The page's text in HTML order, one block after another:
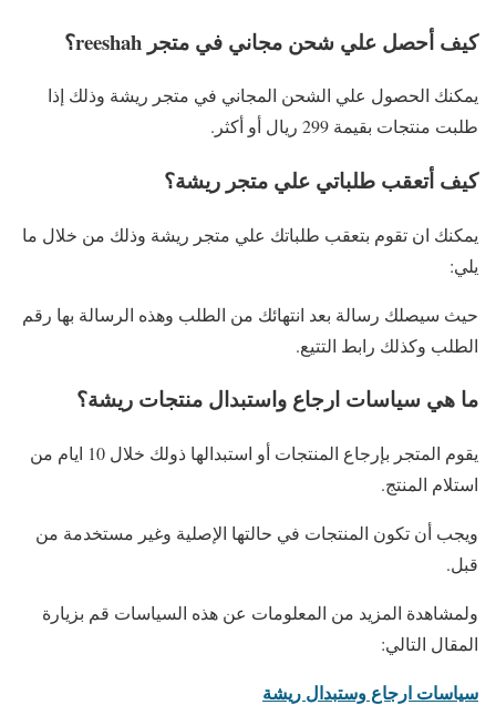
كيف أحصل علي شحن مجاني في متجر reeshah؟
يمكنك الحصول علي الشحن المجاني في متجر ريشة وذلك إذا
طلبت منتجات بقيمة 299 ريال أو أكثر.
كيف أتعقب طلباتي علي متجر ريشة؟
يمكنك ان تقوم بتعقب طلباتك علي متجر ريشة وذلك من خلال ما
يلي:
حيث سيصلك رسالة بعد انتهائك من الطلب وهذه الرسالة بها رقم
الطلب وكذلك رابط التتيع.
ما هي سياسات ارجاع واستبدال منتجات ريشة؟
يقوم المتجر بإرجاع المنتجات أو استبدالها ذولك خلال 10 ايام من
استلام المنتج.
ويجب أن تكون المنتجات في حالتها الإصلية وغير مستخدمة من
قبل.
ولمشاهدة المزيد من المعلومات عن هذه السياسات قم بزيارة
المقال التالي:
سياسات ارجاع وستبدال ريشة